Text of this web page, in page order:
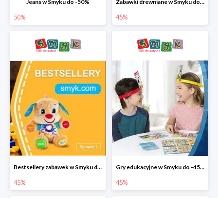
Jeans w Smyku do -50%
50%
Zabawki drewniane w Smyku do -45%
45%
Bestsellery zabawek w Smyku do -45%
45%
Gry edukacyjne w Smyku do -45%
45%